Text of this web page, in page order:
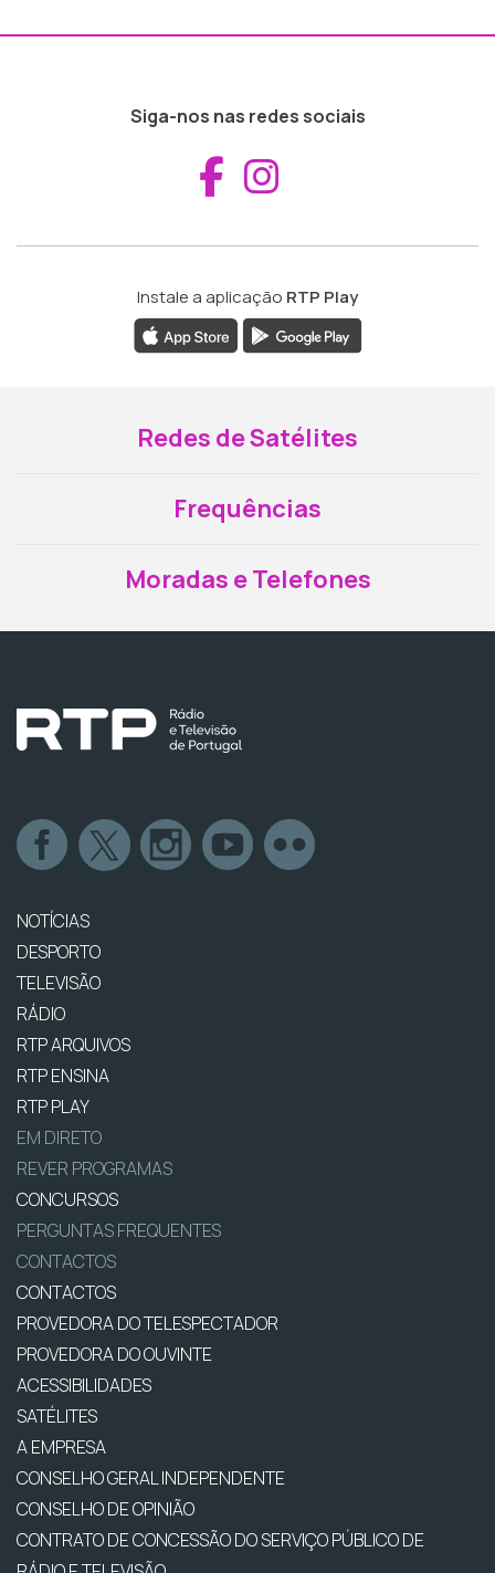
Siga-nos nas redes sociais
Aceder ao
Instale a aplicação RTP Play
Redes de Satélites
Frequências
Moradas e Telefones
NOTÍCIAS
DESPORTO
TELEVISÃO
RÁDIO
RTP ARQUIVOS
RTP ENSINA
RTP PLAY
EM DIRETO
REVER PROGRAMAS
CONCURSOS
PERGUNTAS FREQUENTES
CONTACTOS
CONTACTOS
PROVEDORA DO TELESPECTADOR
PROVEDORA DO OUVINTE
ACESSIBILIDADES
SATÉLITES
A EMPRESA
CONSELHO GERAL INDEPENDENTE
CONSELHO DE OPINIÃO
CONTRATO DE CONCESSÃO DO SERVIÇO PÚBLICO DE